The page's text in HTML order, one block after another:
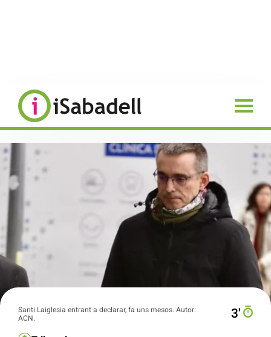
Santi Laiglesia entrant a declarar, fa uns mesos. Autor:
ACN.
3′